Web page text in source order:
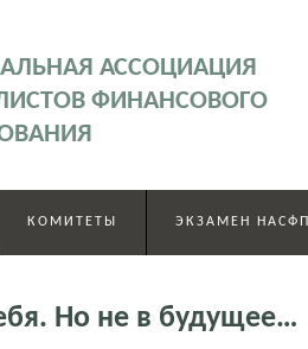
АССОЦИАЦИЯ
ФИНАНСОВОГО
КОМИТЕТЫ ЭКЗАМЕН НАСФП
Но не в будущее…